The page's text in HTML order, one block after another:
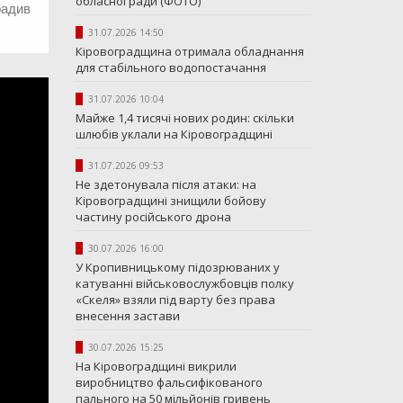
31.07.2026 14:50
Кіровоградщина отримала обладнання
для стабільного водопостачання
31.07.2026 10:04
Майже 1,4 тисячі нових родин: скільки
шлюбів уклали на Кіровоградщині
31.07.2026 09:53
Не здетонувала після атаки: на
Кіровоградщині знищили бойову
частину російського дрона
30.07.2026 16:00
У Кропивницькому підозрюваних у
катуванні військовослужбовців полку
«Скеля» взяли під варту без права
внесення застави
30.07.2026 15:25
На Кіровоградщині викрили
виробництво фальсифікованого
пального на 50 мільйонів гривень